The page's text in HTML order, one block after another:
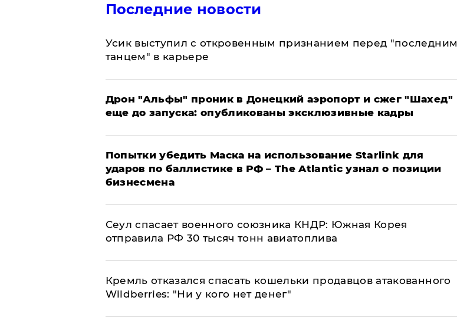
Последние новости
Усик выступил с откровенным признанием перед "последним
танцем" в карьере
Дрон "Альфы" проник в Донецкий аэропорт и сжег "Шахед"
еще до запуска: опубликованы эксклюзивные кадры
Попытки убедить Маска на использование Starlink для
ударов по баллистике в РФ – The Atlantic узнал о позиции
бизнесмена
​Сеул спасает военного союзника КНДР: Южная Корея
отправила РФ 30 тысяч тонн авиатоплива
Кремль отказался спасать кошельки продавцов атакованного
Wildberries: "Ни у кого нет денег"